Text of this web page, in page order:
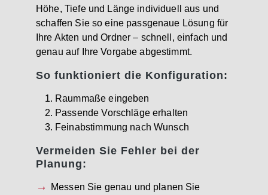
Höhe, Tiefe und Länge individuell aus und
schaffen Sie so eine passgenaue Lösung für
Ihre Akten und Ordner – schnell, einfach und
genau auf Ihre Vorgabe abgestimmt.
So funktioniert die Konfiguration:
Raummaße eingeben
Passende Vorschläge erhalten
Feinabstimmung nach Wunsch
Vermeiden Sie Fehler bei der
Planung:
Messen Sie genau und planen Sie